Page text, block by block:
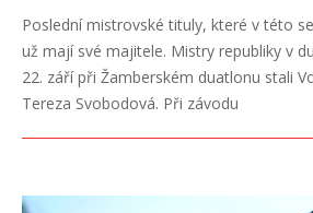
Poslední mistrovské tituly, které v této
už mají své majitele. Mistry republiky v
22. září při Žamberském duatlonu stali
Tereza Svobodová. Při závodu